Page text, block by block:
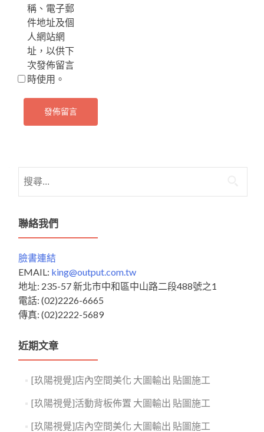
稱、電子郵
件地址及個
人網站網
址，以供下
次發佈留言
時使用。
尋
鍵
字:
聯絡我們
臉書連結
EMAIL: king@output.com.tw
地址: 235-57 新北市中和區中山路二段488號之1
電話: (02)2226-6665
傳真: (02)2222-5689
近期文章
[玖陽視覺]店內空間美化 大圖輸出 貼圖施工
[玖陽視覺]活動背板佈置 大圖輸出 貼圖施工
[玖陽視覺]店內空間美化 大圖輸出 貼圖施工